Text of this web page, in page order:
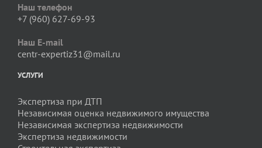
Наш телефон
+7 (960) 627-69-93
Наш E-mail
centr-expertiz31@mail.ru
УСЛУГИ
Экспертиза при ДТП
Независимая оценка недвижимого имущества
Независимая экспертиза недвижимости
Экспертиза недвижимости